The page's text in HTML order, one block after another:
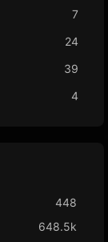
7
24
39
4
448
648.5k